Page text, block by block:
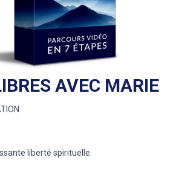
AVEC MARIE
liberté spirituelle.